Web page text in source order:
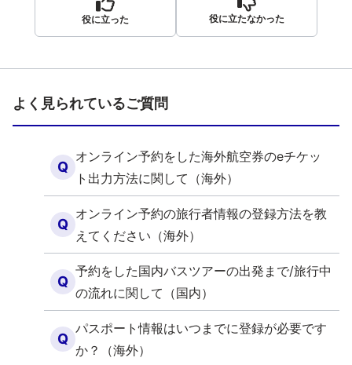
役に立った 役に立たなかった
よく見られているご質問
Q
オンライン予約をした海外航空券のeチケッ
ト出力方法に関して（海外）
Q
オンライン予約の旅行者情報の登録方法を教
えてください（海外）
Q
予約をした国内バスツアーの出発まで/旅行中
の流れに関して（国内）
Q
パスポート情報はいつまでに登録が必要です
か？（海外）